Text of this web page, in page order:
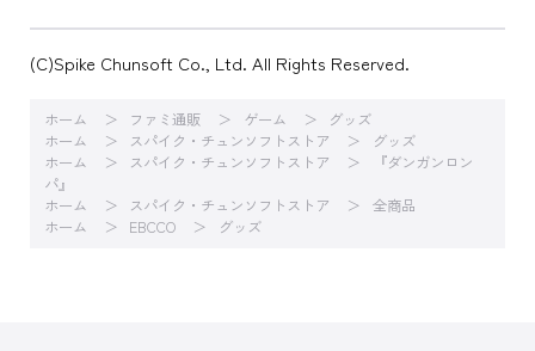
(C)Spike Chunsoft Co., Ltd. All Rights Reserved.
ホーム ファミ通販 ゲーム
グッズ
ホーム
スパイク・チュンソフトストア
グッズ
ホーム
スパイク・チュンソフトストア
『ダンガンロン
パ』
ホーム
スパイク・チュンソフトストア
全商品
ホーム
EBCCO グッズ